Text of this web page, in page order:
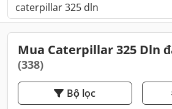
Mua Caterpillar 325 Dln
(338)
Bộ lọc